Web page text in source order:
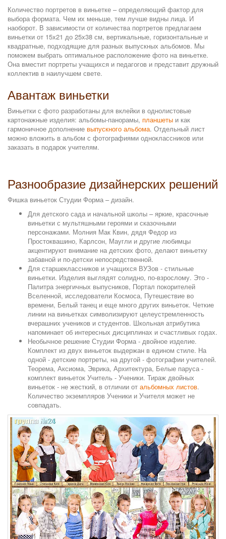
Количество портретов в виньетке – определяющий фактор для
выбора формата. Чем их меньше, тем лучше видны лица. И
наоборот. В зависимости от количества портретов предлагаем
виньетки от 15х21 до 25х38 см, вертикальные, горизонтальные и
квадратные, подходящие для разных выпускных альбомов. Мы
поможем выбрать оптимальное расположение фото на виньетке.
Она вместит портреты учащихся и педагогов и представит дружный
коллектив в наилучшем свете.
Авантаж виньетки
Виньетки с фото разработаны для вклейки в однолистовые
картонажные изделия: альбомы-панорамы, планшеты и как
гармоничное дополнение выпускного альбома. Отдельный лист
можно вложить в альбом с фотографиями одноклассников или
заказать в подарок учителям.
Разнообразие дизайнерских решений
Фишка виньеток Студии Форма – дизайн.
Для детского сада и начальной школы – яркие, красочные
виньетки с мультяшными героями и сказочными
персонажами. Молния Мак Квин, дядя Федор из
Простоквашино, Карлсон, Маугли и другие любимцы
акцентируют внимание на детских фото, делают виньетку
забавной и по-детски непосредственной.
Для старшеклассников и учащихся ВУЗов - стильные
виньетки. Изделия выглядят солидно, по-взрослому. Это -
Палитра энергичных выпусников, Портал покорителей
Вселенной, исследователи Космоса, Путешествие во
времени, Белый танец и еще много других виньеток. Четкие
линии на виньетках символизируют целеустремленность
вчерашних учеников и студентов. Школьная атрибутика
напоминает об интересных дисциплинах и счастливых годах.
Необычное решение Студии Форма - двойное изделие.
Комплект из двух виньеток выдержан в едином стиле. На
одной - детские портреты, на другой - фотографии учителей.
Теорема, Аксиома, Эврика, Архитектура, Белые паруса -
комплект виньеток Учитель - Ученики. Тираж двойных
виньеток - не жесткий, в отличии от альбомных листов.
Количество экземпляров Ученики и Учителя может не
совпадать.